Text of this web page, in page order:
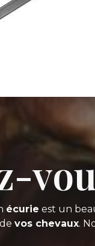
écurie est un
vos chevaux.